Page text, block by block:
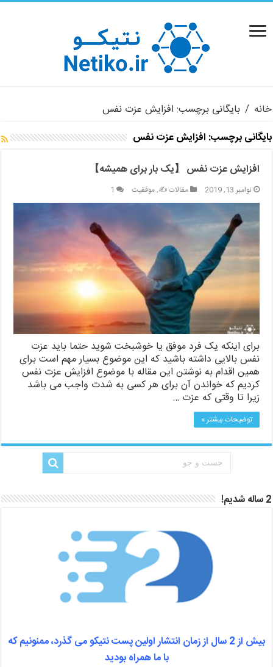
خانه / بایگانی برچسب: افزایش عزت نفس
بایگانی برچسب: افزایش عزت نفس
افزایش عزت نفس 【یک بار برای همیشه】
نوامبر 13, 2019 مقالات ✍️,موفقیت 1
برای اینکه یک فرد موفق یا خوشبخت شوید حتما باید عزت
نفس بالایی داشته باشید که این موضوع بسیار مهم است برای
همین اقدام به نوشتن این مقاله با موضوع افزایش عزت نفس
کردیم که خواندن آن برای هر کسی به شدت واجب می باشد
زیرا تا وقتی که عزت …
توضیحات بیشتر »
2 ساله شدیم!
بیش از 2 سال از زمان انتشار اولین پست نتیکو می گذرد، ممنونیم که
با ما همراه بودید